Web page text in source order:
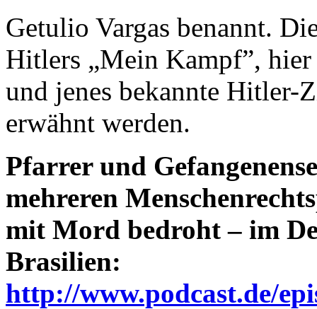
Getulio Vargas benannt.
Hitlers „Mein Kampf”,
und jenes bekannte
erwähnt werden.
Pfarrer und
mehreren
mit Mord bedroht – im
Brasilien:
http://www.podcast.de/